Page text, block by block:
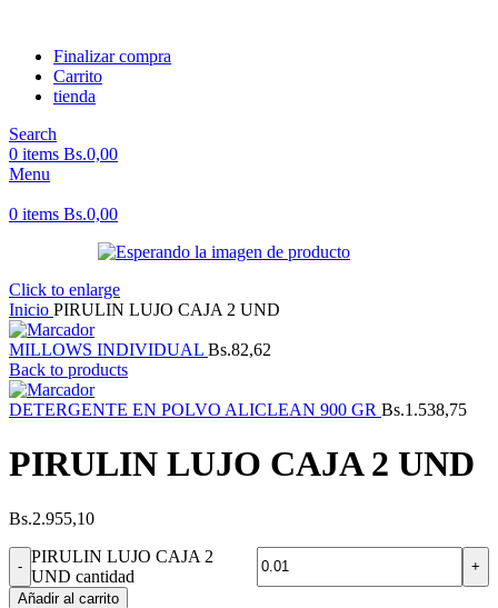
Finalizar compra
Carrito
tienda
Search
0 items Bs.0,00
Menu
0 items Bs.0,00
Click to enlarge
Inicio PIRULIN LUJO CAJA 2 UND
MILLOWS INDIVIDUAL Bs.82,62
Back to products
DETERGENTE EN POLVO ALICLEAN 900 GR Bs.1.538,75
PIRULIN LUJO CAJA 2 UND
Bs.2.955,10
PIRULIN LUJO CAJA 2
UND cantidad
Añadir al carrito